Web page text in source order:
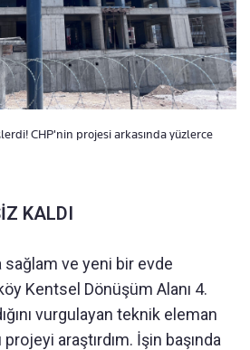
CHP'nin projesi arkasında yüzlerce
KALDI
sağlam ve yeni bir evde
Kentsel Dönüşüm Alanı 4.
vurgulayan teknik eleman
araştırdım. İşin başında